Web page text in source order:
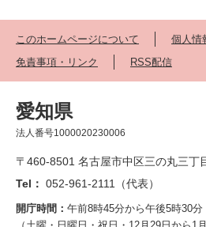
このホームページについて
個人情
免責事項・リンク
RSS配信
愛知県
法人番号1000020230006
〒460-8501 名古屋市中区三の丸三丁
Tel： 052-961-2111（代表）
開庁時間： 午前8時45分から午後5時30分